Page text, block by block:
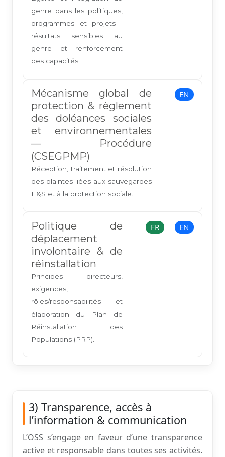
genre dans les politiques,
programmes et projets ;
résultats sensibles au
genre et renforcement
des capacités.
Mécanisme global de
protection & règlement
des doléances sociales
et environnementales
— Procédure
(CSEGPMP)
Réception, traitement et résolution
des plaintes liées aux sauvegardes
E&S et à la protection sociale.
EN
Politique de
déplacement
involontaire & de
réinstallation
Principes directeurs,
exigences,
rôles/responsabilités et
élaboration du Plan de
Réinstallation des
Populations (PRP).
FR EN
3) Transparence, accès à
l’information & communication
L’OSS s’engage en faveur d’une transparence
active et responsable dans toutes ses activités.